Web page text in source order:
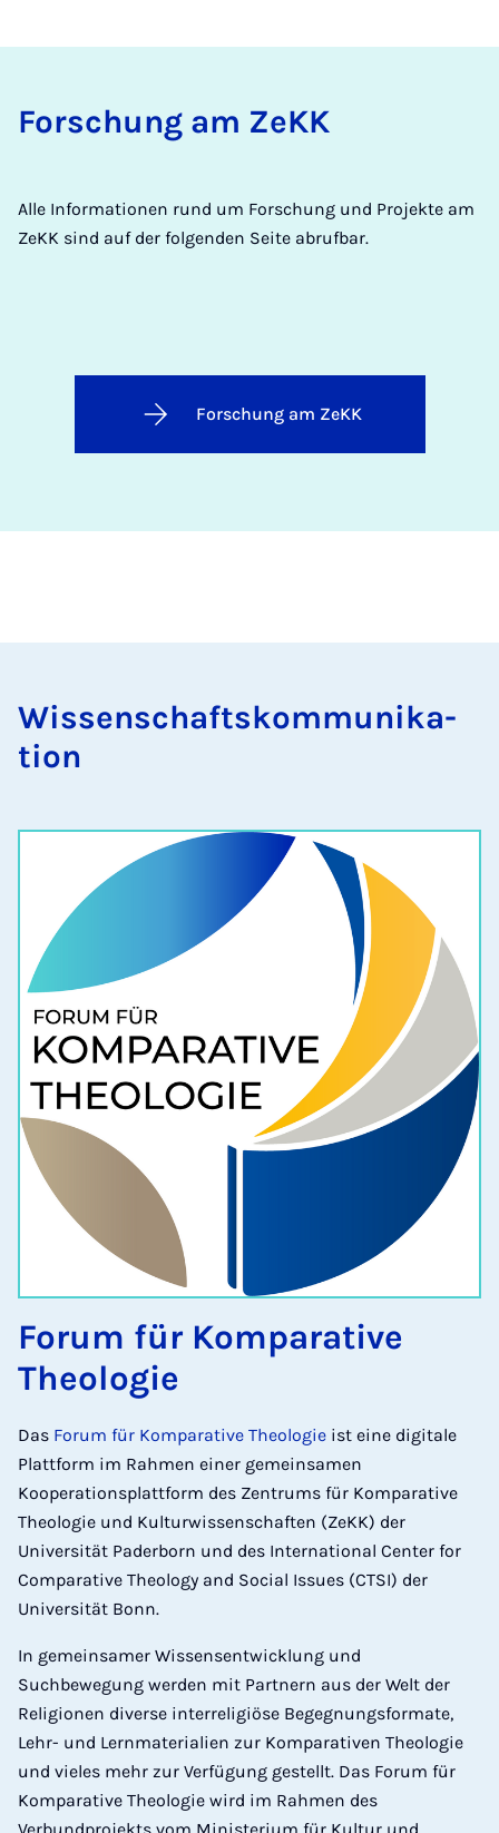
Forschung am ZeKK
Alle Informationen rund um Forschung und Projekte am
ZeKK sind auf der folgenden Seite abrufbar.
Forschung am ZeKK
Wis­senschaft­skom­munika­
tion
Forum für Komparative
Theologie
Das Forum für Komparative Theologie ist eine digitale
Plattform im Rahmen einer gemeinsamen
Kooperationsplattform des Zentrums für Komparative
Theologie und Kulturwissenschaften (ZeKK) der
Universität Paderborn und des International Center for
Comparative Theology and Social Issues (CTSI) der
Universität Bonn.
In gemeinsamer Wissensentwicklung und
Suchbewegung werden mit Partnern aus der Welt der
Religionen diverse interreligiöse Begegnungsformate,
Lehr- und Lernmaterialien zur Komparativen Theologie
und vieles mehr zur Verfügung gestellt. Das Forum für
Komparative Theologie wird im Rahmen des